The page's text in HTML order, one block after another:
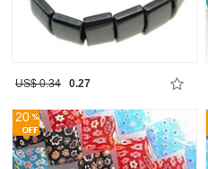
US$ 0.34 0.27
20